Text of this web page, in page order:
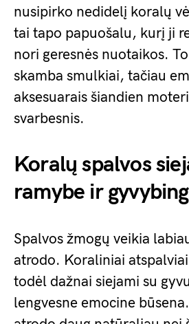
nusipirko nedidelį koralų
tai tapo papuošalu, kurį ji
nori geresnės nuotaikos.
skamba smulkiai, tačiau
aksesuarais šiandien
svarbesnis.
Koralų spalvos
ramybe ir
Spalvos žmogų veikia
atrodo. Koraliniai
todėl dažnai siejami su
lengvesne emocine